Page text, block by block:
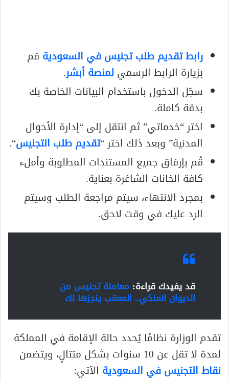
رابط تقديم طلب تجنيس في السعودية قم
بزيارة الرابط الرسمي لمنصة أبشر.
سجّل الدخول باستخدام البيانات الخاصة بك
بدقة كاملة.
اختر “خدماتي” ثم انتقل إلى “إدارة الأحوال
المدنية” وبعد ذلك اختر “تقديم طلب التجنيس“.
قُم بإرفاق جميع المستندات المطلوبة وأملء
كافة الخانات الشاغرة بعناية.
بمجرد الانتهاء، سيتم مراجعة الطلب وسيتم
الرد عليك في وقت لاحق.
قد يفيدك قراءة: معاملة تجنيس من
الديوان الملكي.. المعقب ينجزها لك
تقدم الوزارة نظامًا يُحدد حالة الإقامة في المملكة
لمدة لا تقل عن 10 سنوات بشكل متتالٍ، ويتضمن
نقاط التجنيس في السعودية الآتي: